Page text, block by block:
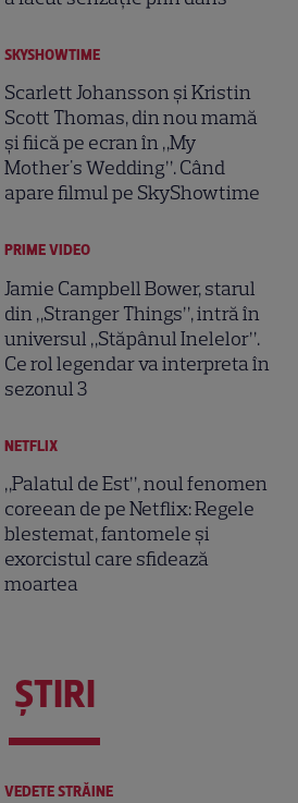
SKYSHOWTIME
Scarlett Johansson și Kristin
Scott Thomas, din nou mamă
și fiică pe ecran în „My
Mother's Wedding”. Când
apare filmul pe SkyShowtime
PRIME VIDEO
Jamie Campbell Bower, starul
din „Stranger Things”, intră în
universul „Stăpânul Inelelor”.
Ce rol legendar va interpreta în
sezonul 3
NETFLIX
„Palatul de Est”, noul fenomen
coreean de pe Netflix: Regele
blestemat, fantomele și
exorcistul care sfidează
moartea
ŞTIRI
VEDETE STRĂINE